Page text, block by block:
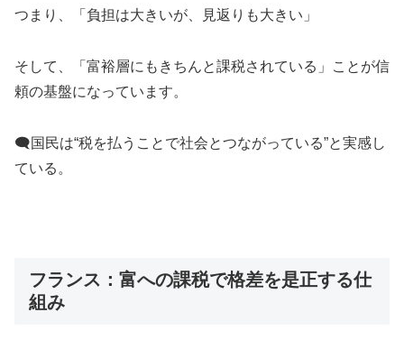
つまり、「負担は大きいが、見返りも大きい」
そして、「富裕層にもきちんと課税されている」ことが信
頼の基盤になっています。
🗨国民は“税を払うことで社会とつながっている”と実感し
ている。
フランス：富への課税で格差を是正する仕
組み